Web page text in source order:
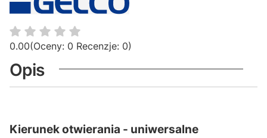
0.00(Oceny: 0 Recenzje: 0)
Opis
Kierunek otwierania - uniwersalne